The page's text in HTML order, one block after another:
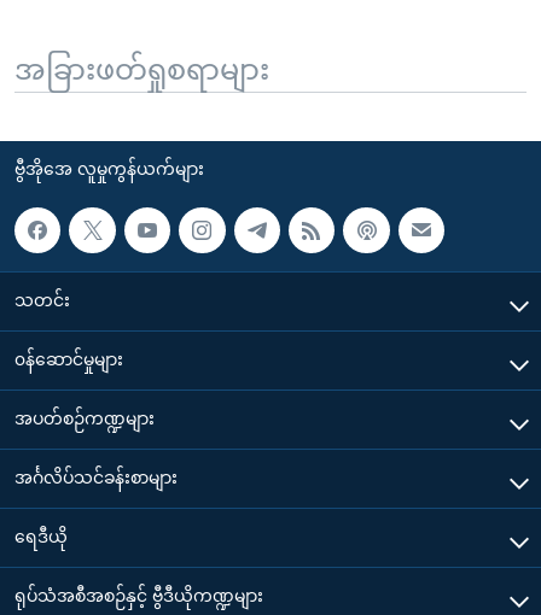
အခြားဖတ်ရှုစရာများ
ဗွီအိုအေ လူမှုကွန်ယက်များ
သတင်း
၀န်ဆောင်မှုများ
အပတ်စဉ်ကဏ္ဍများ
အင်္ဂလိပ်သင်ခန်းစာများ
ရေဒီယို
ရုပ်သံအစီအစဉ်နှင့် ဗွီဒီယိုကဏ္ဍများ